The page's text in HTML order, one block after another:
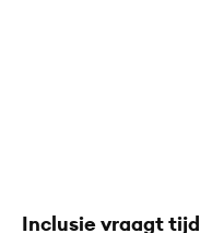
Inclusie vraagt tijd